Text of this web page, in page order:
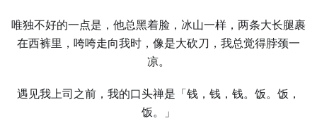
唯独不好的⼀点是，他总黑着脸，冰山⼀样，两条⼤长腿裹
在西裤里，咵咵走向我时，像是⼤砍刀，我总觉得脖颈⼀
凉。
遇见我上司之前，我的口头禅是「钱，钱，钱。饭。饭，
饭。」